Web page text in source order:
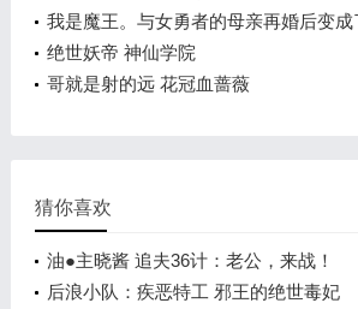
我是魔王。与女勇者的母亲再婚后变成
爸 压寨皇子蛊女妻
绝世妖帝 神仙学院
哥就是射的远 花冠血蔷薇
猜你喜欢
油●主晓酱 追夫36计：老公，来战！
后浪小队：疾恶特工 邪王的绝世毒妃